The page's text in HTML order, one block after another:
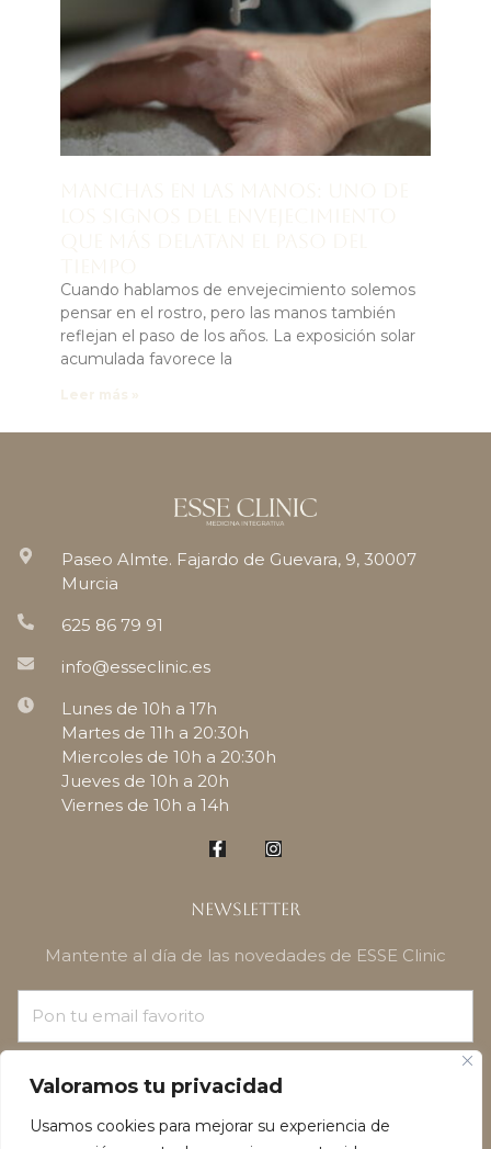
Valoramos tu privacidad
Usamos cookies para mejorar su experiencia de
Cuando hablamos de envejecimiento solemos
pensar en el rostro, pero las manos también
reflejan el paso de los años. La exposición solar
acumulada favorece la
Paseo Almte. Fajardo de Guevara, 9, 30007
Murcia
625 86 79 91
info@esseclinic.es
Lunes de 10h a 17h
Martes de 11h a 20:30h
Miercoles de 10h a 20:30h
Jueves de 10h a 20h
Viernes de 10h a 14h
Newsletter
Mantente al día de las novedades de ESSE Clinic
¡SUSCRÍBETE!